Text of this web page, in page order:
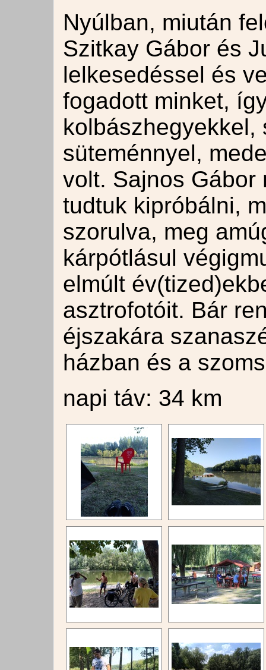
Nyúlban, miután
Szitkay Gábor és
lelkesedéssel és
fogadott minket,
kolbászhegyekkel,
süteménnyel,
volt. Sajnos Gábor
tudtuk kipróbálni,
szorulva, meg
kárpótlásul
elmúlt
asztrofotóit. Bár
éjszakára
házban és a
napi táv: 34 km